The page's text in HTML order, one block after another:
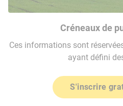
Créneaux de
Ces informations sont
ayant défini
S'inscrire